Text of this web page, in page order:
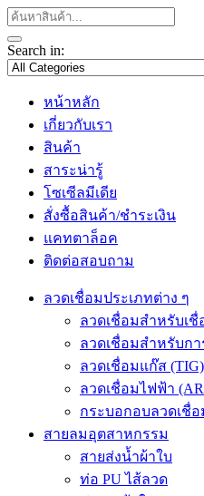
Search in:
หน้าหลัก
เกี่ยวกับเรา
สินค้า
สาระน่ารู้
โซเซีลมีเดีย
สั่งซื้อสินค้า/ชำระเงิน
แคทตาล็อค
ติดต่อสอบถาม
ลวดเชื่อมประเภทต่าง ๆ
ลวดเชื่อมสำหรับเชื่
ลวดเชื่อมสำหรับกา
ลวดเชื่อมแก๊ส (TIG)
ลวดเชื่อมไฟฟ้า
กระบอกอบลวดเชื่อ
สายลมอุตสาหกรรม
สายส่งน้ำผ้าใบ
ท่อ PU ไส้ลวด